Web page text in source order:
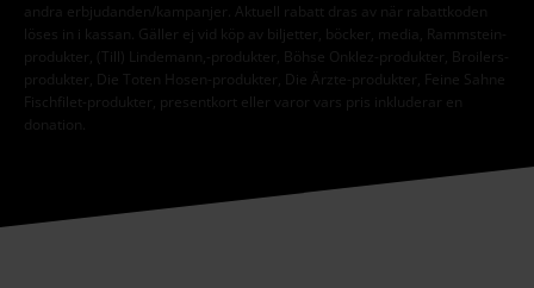
andra erbjudanden/kampanjer. Aktuell rabatt dras av när rabattkoden
löses in i kassan. Gäller ej vid köp av biljetter, böcker, media, Rammstein-
produkter, (Till) Lindemann,-produkter, Böhse Onklez-produkter, Broilers-
produkter, Die Toten Hosen-produkter, Die Ärzte-produkter, Feine Sahne
Fischfilet-produkter, presentkort eller varor vars pris inkluderar en
donation.